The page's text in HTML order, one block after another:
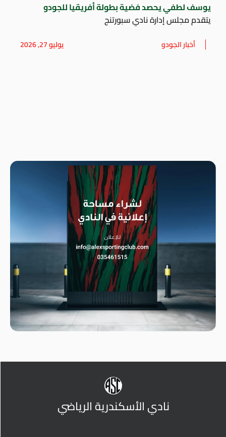
يوسف لطفي يحصد فضية بطولة أفريقيا للجودو
يتقدم مجلس إدارة نادي سبورتنج
أخبار الجودو يوليو 27, 2026
نادي الأسكندرية الرياضي